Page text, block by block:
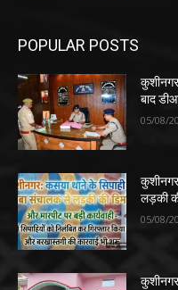
POPULAR POSTS
बाद
05/08/
लड़की
05/08/
कुशीनगर